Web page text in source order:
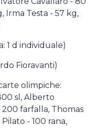
Irma Testa - 57 kg,
1 d individuale)
Fioravanti)
olimpiche:
sl, Alberto
farfalla, Thomas
- 100 rana,